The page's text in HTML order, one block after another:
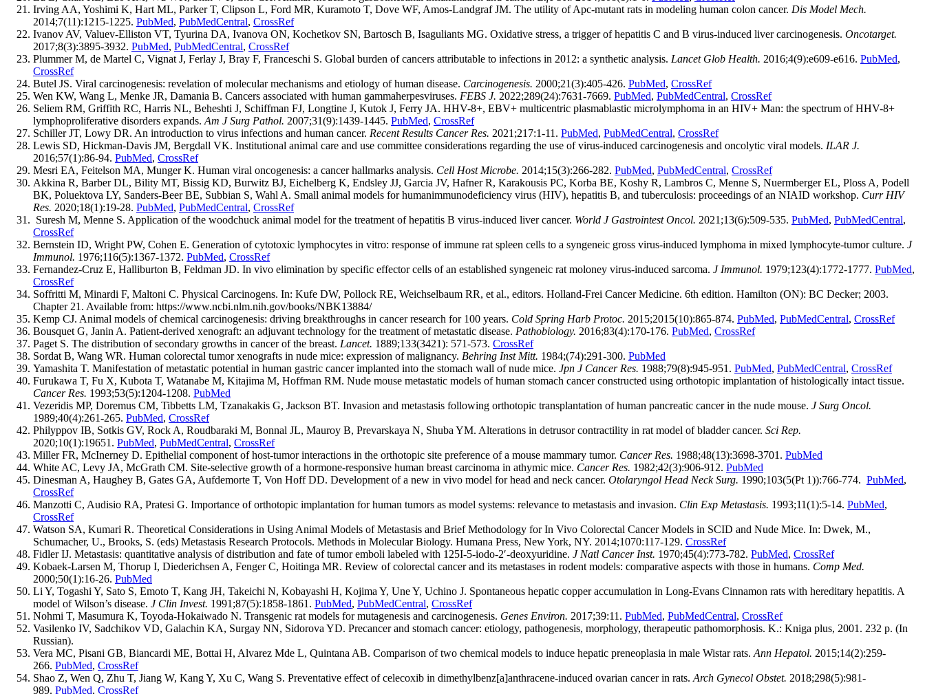
Irving AA, Yoshimi K, Hart ML, Parker T, Clipson L, Ford MR, Kuramoto T, Dove WF, Amos-Landgraf JM. The utility of Apc-mutant rats in modeling human colon cancer. Dis Model Mech.
2014;7(11):1215-1225. PubMed, PubMedCentral, CrossRef
Ivanov AV, Valuev-Elliston VT, Tyurina DA, Ivanova ON, Kochetkov SN, Bartosch B, Isaguliants MG. Oxidative stress, a trigger of hepatitis C and B virus-induced liver carcinogenesis. Oncotarget.
2017;8(3):3895-3932. PubMed, PubMedCentral, CrossRef
Plummer M, de Martel C, Vignat J, Ferlay J, Bray F, Franceschi S. Global burden of cancers attributable to infections in 2012: a synthetic analysis. Lancet Glob Health. 2016;4(9):e609-e616. PubMed,
CrossRef
Butel JS. Viral carcinogenesis: revelation of molecular mechanisms and etiology of human disease. Carcinogenesis. 2000;21(3):405-426. PubMed, CrossRef
Wen KW, Wang L, Menke JR, Damania B. Cancers associated with human gammaherpesviruses. FEBS J. 2022;289(24):7631-7669. PubMed, PubMedCentral, CrossRef
Seliem RM, Griffith RC, Harris NL, Beheshti J, Schiffman FJ, Longtine J, Kutok J, Ferry JA. HHV-8+, EBV+ multicentric plasmablastic microlymphoma in an HIV+ Man: the spectrum of HHV-8+
lymphoproliferative disorders expands. Am J Surg Pathol. 2007;31(9):1439-1445. PubMed, CrossRef
Schiller JT, Lowy DR. An introduction to virus infections and human cancer. Recent Results Cancer Res. 2021;217:1-11. PubMed, PubMedCentral, CrossRef
Lewis SD, Hickman-Davis JM, Bergdall VK. Institutional animal care and use committee considerations regarding the use of virus-induced carcinogenesis and oncolytic viral models. ILAR J.
2016;57(1):86-94. PubMed, CrossRef
Mesri EA, Feitelson MA, Munger K. Human viral oncogenesis: a cancer hallmarks analysis. Cell Host Microbe. 2014;15(3):266-282. PubMed, PubMedCentral, CrossRef
Akkina R, Barber DL, Bility MT, Bissig KD, Burwitz BJ, Eichelberg K, Endsley JJ, Garcia JV, Hafner R, Karakousis PC, Korba BE, Koshy R, Lambros C, Menne S, Nuermberger EL, Ploss A, Podell
BK, Poluektova LY, Sanders-Beer BE, Subbian S, Wahl A. Small animal models for humanimmunodeficiency virus (HIV), hepatitis B, and tuberculosis: proceedings of an NIAID workshop. Curr HIV
Res. 2020;18(1):19-28. PubMed, PubMedCentral, CrossRef
Suresh M, Menne S. Application of the woodchuck animal model for the treatment of hepatitis B virus-induced liver cancer. World J Gastrointest Oncol. 2021;13(6):509-535. PubMed, PubMedCentral,
CrossRef
Bernstein ID, Wright PW, Cohen E. Generation of cytotoxic lymphocytes in vitro: response of immune rat spleen cells to a syngeneic gross virus-induced lymphoma in mixed lymphocyte-tumor culture. J
Immunol. 1976;116(5):1367-1372. PubMed, CrossRef
Fernandez-Cruz E, Halliburton B, Feldman JD. In vivo elimination by specific effector cells of an established syngeneic rat moloney virus-induced sarcoma. J Immunol. 1979;123(4):1772-1777. PubMed,
CrossRef
Soffritti M, Minardi F, Maltoni C. Physical Carcinogens. In: Kufe DW, Pollock RE, Weichselbaum RR, et al., editors. Holland-Frei Cancer Medicine. 6th edition. Hamilton (ON): BC Decker; 2003.
Chapter 21. Available from: https://www.ncbi.nlm.nih.gov/books/NBK13884/
Kemp CJ. Animal models of chemical carcinogenesis: driving breakthroughs in cancer research for 100 years. Cold Spring Harb Protoc. 2015;2015(10):865-874. PubMed, PubMedCentral, CrossRef
Bousquet G, Janin A. Patient-derived xenograft: an adjuvant technology for the treatment of metastatic disease. Pathobiology. 2016;83(4):170-176. PubMed, CrossRef
Paget S. The distribution of secondary growths in cancer of the breast. Lancet. 1889;133(3421): 571-573. CrossRef
Sordat B, Wang WR. Human colorectal tumor xenografts in nude mice: expression of malignancy. Behring Inst Mitt. 1984;(74):291-300. PubMed
Yamashita T. Manifestation of metastatic potential in human gastric cancer implanted into the stomach wall of nude mice. Jpn J Cancer Res. 1988;79(8):945-951. PubMed, PubMedCentral, CrossRef
Furukawa T, Fu X, Kubota T, Watanabe M, Kitajima M, Hoffman RM. Nude mouse metastatic models of human stomach cancer constructed using orthotopic implantation of histologically intact tissue.
Cancer Res. 1993;53(5):1204-1208. PubMed
Vezeridis MP, Doremus CM, Tibbetts LM, Tzanakakis G, Jackson BT. Invasion and metastasis following orthotopic transplantation of human pancreatic cancer in the nude mouse. J Surg Oncol.
1989;40(4):261-265. PubMed, CrossRef
Philyppov IB, Sotkis GV, Rock A, Roudbaraki M, Bonnal JL, Mauroy B, Prevarskaya N, Shuba YM. Alterations in detrusor contractility in rat model of bladder cancer. Sci Rep.
2020;10(1):19651. PubMed, PubMedCentral, CrossRef
Miller FR, McInerney D. Epithelial component of host-tumor interactions in the orthotopic site preference of a mouse mammary tumor. Cancer Res. 1988;48(13):3698-3701. PubMed
White AC, Levy JA, McGrath CM. Site-selective growth of a hormone-responsive human breast carcinoma in athymic mice. Cancer Res. 1982;42(3):906-912. PubMed
Dinesman A, Haughey B, Gates GA, Aufdemorte T, Von Hoff DD. Development of a new in vivo model for head and neck cancer. Otolaryngol Head Neck Surg. 1990;103(5(Pt 1)):766-774. PubMed,
CrossRef
Manzotti C, Audisio RA, Pratesi G. Importance of orthotopic implantation for human tumors as model systems: relevance to metastasis and invasion. Clin Exp Metastasis. 1993;11(1):5-14. PubMed,
CrossRef
Watson SA, Kumari R. Theoretical Considerations in Using Animal Models of Metastasis and Brief Methodology for In Vivo Colorectal Cancer Models in SCID and Nude Mice. In: Dwek, M.,
Schumacher, U., Brooks, S. (eds) Metastasis Research Protocols. Methods in Molecular Biology. Humana Press, New York, NY. 2014;1070:117-129. CrossRef
Fidler IJ. Metastasis: quantitative analysis of distribution and fate of tumor emboli labeled with 125I-5-iodo-2′-deoxyuridine. J Natl Cancer Inst. 1970;45(4):773-782. PubMed, CrossRef
Kobaek-Larsen M, Thorup I, Diederichsen A, Fenger C, Hoitinga MR. Review of colorectal cancer and its metastases in rodent models: comparative aspects with those in humans. Comp Med.
2000;50(1):16-26. PubMed
Li Y, Togashi Y, Sato S, Emoto T, Kang JH, Takeichi N, Kobayashi H, Kojima Y, Une Y, Uchino J. Spontaneous hepatic copper accumulation in Long-Evans Cinnamon rats with hereditary hepatitis. A
model of Wilson’s disease. J Clin Invest. 1991;87(5):1858-1861. PubMed, PubMedCentral, CrossRef
Nohmi T, Masumura K, Toyoda-Hokaiwado N. Transgenic rat models for mutagenesis and carcinogenesis. Genes Environ. 2017;39:11. PubMed, PubMedCentral, CrossRef
Vasilenko IV, Sadchikov VD, Galachin KA, Surgay NN, Sidorova YD. Precancer and stomach cancer: etiology, pathogenesis, morphology, therapeutic pathomorphosis. K.: Kniga plus, 2001. 232 p. (In
Russian).
Vera MC, Pisani GB, Biancardi ME, Bottai H, Alvarez Mde L, Quintana AB. Comparison of two chemical models to induce hepatic preneoplasia in male Wistar rats. Ann Hepatol. 2015;14(2):259-
266. PubMed, CrossRef
Shao Z, Wen Q, Zhu T, Jiang W, Kang Y, Xu C, Wang S. Preventative effect of celecoxib in dimethylbenz[a]anthracene-induced ovarian cancer in rats. Arch Gynecol Obstet. 2018;298(5):981-
989. PubMed, CrossRef